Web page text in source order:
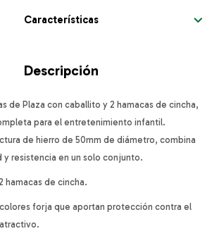
Características
Descripción
de Plaza con caballito y 2 hamacas de cincha,
para el entretenimiento infantil.
de hierro de 50mm de diámetro, combina
y resistencia en un solo conjunto.
hamacas de cincha.
forja que aportan protección contra el